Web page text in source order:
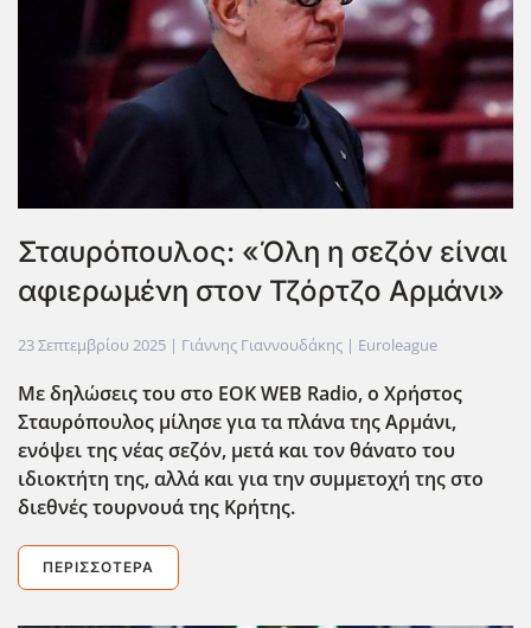
Σταυρόπουλος: «Όλη η σεζόν είναι
αφιερωμένη στον Τζόρτζο Αρμάνι»
23 Σεπτεμβρίου 2025 | Γιάννης Γιαννουδάκης | Euroleague
Με δηλώσεις του στο EOKWEB Radio, ο Χρήστος
Σταυρόπουλος μίλησε για τα πλάνα της Αρμάνι,
ενόψει της νέας σεζόν, μετά και τον θάνατο του
ιδιοκτήτη της, αλλά και για την συμμετοχή της στο
διεθνές τουρνουά της Κρήτης.
ΠΕΡΙΣΣΌΤΕΡΑ